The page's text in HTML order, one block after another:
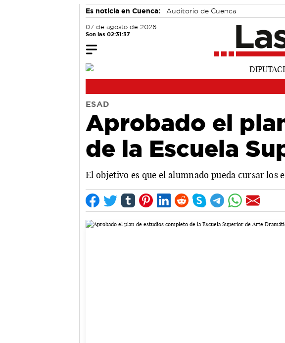
Es noticia en Cuenca: Auditorio de Cuenca
07 de agosto de 2026
Son las 02:31:37
ESAD
Aprobado el
de la Escuela
El objetivo es que el alumnado pueda cursar